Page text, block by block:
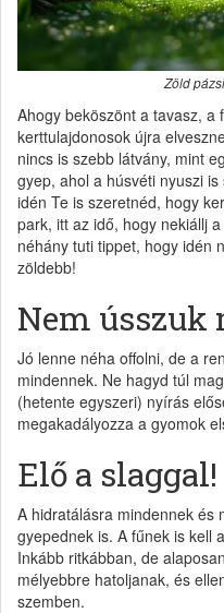
Zöld
Ahogy beköszönt a tavasz, a
kerttulajdonosok újra
nincs is szebb látvány, mint
gyep, ahol a húsvéti nyuszi
idén Te is szeretnéd, hogy
park, itt az idő, hogy nekiállj
néhány tuti tippet, hogy idén
zöldebb!
Nem ússzuk
Jó lenne néha offolni, de a
mindennek. Ne hagyd túl
(hetente egyszeri) nyírás
megakadályozza a gyomok
Elő a slaggal!
A hidratálásra mindennek és
gyepednek is. A fűnek is kell
Inkább ritkábban, de
mélyebbre hatoljanak, és
szemben.